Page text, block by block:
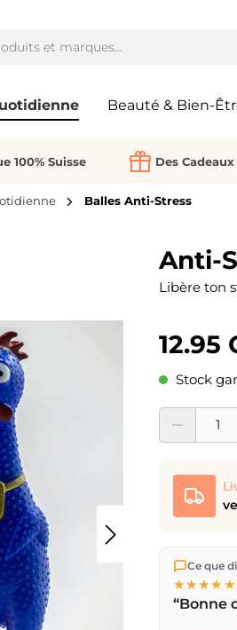
Beauté & Bien-
100% Suisse Des
Balles Anti-Stress
Anti-
Libère ton
12.95
Stock
Quantité de
Nous
Suisse.
17h
ouvrable
Ce que
★★★★★
“Bonne